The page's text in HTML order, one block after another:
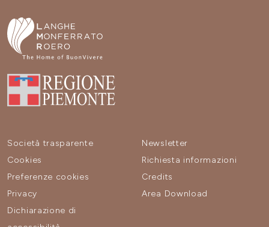
Società trasparente
Cookies
Preferenze cookies
Privacy
Dichiarazione di
Newsletter
Richiesta informazioni
Credits
Area Download